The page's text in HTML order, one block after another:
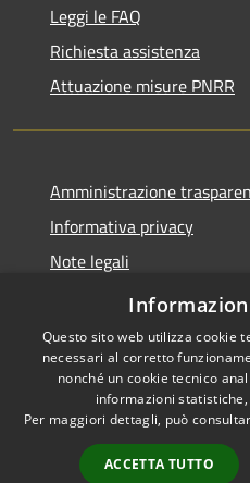
Leggi le FAQ
Richiesta assistenza
Attuazione misure PNRR
Amministrazione
Informativa privacy
Note legali
Dichiarazione di
Accessibilità
Questo sito web utilizza cookie
necessari al corretto
nonché un cookie tecnico
informazioni
Per maggiori dettagli, può
ACCETTA TUTTO